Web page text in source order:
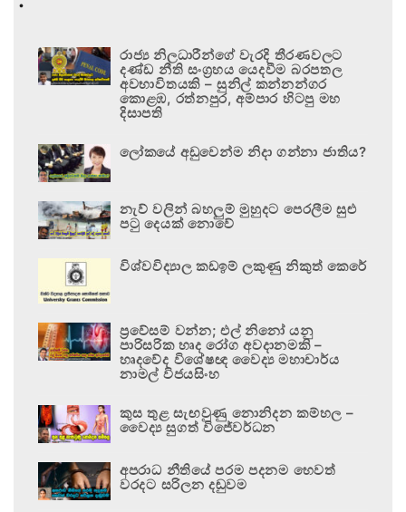
රාජ්‍ය නිලධාරීන්ගේ වැරදි තීරණවලට
දණ්ඩ නීති සංග්‍රහය යෙදවීම බරපතල
අවභාවිතයකි – සුනිල් කන්නන්ගර
කොළඹ, රත්නපුර, අම්පාර හිටපු මහ
දිසාපති
ලෝකයේ අඩුවෙන්ම නිදා ගන්නා ජාතිය?
නැව් වලින් බහලුම් මුහුදට පෙරලීම සුළු
පටු දෙයක් නොවේ
විශ්වවිද්‍යාල කඩඉම් ලකුණු නිකුත් කෙරේ
ප්‍රවේසම් වන්න; එල් නිනෝ යනු
පාරිසරික හෘද රෝග අවදානමකි –
හෘදවේද විශේෂඥ වෛද්‍ය මහාචාර්ය
නාමල් විජයසිංහ
කුස තුළ සැඟවුණු නොනිදන කම්හල –
වෛද්‍ය සුගත් විජේවර්ධන
අපරාධ නීතියේ පරම පදනම හෙවත්
වරදට සරිලන දඬුවම